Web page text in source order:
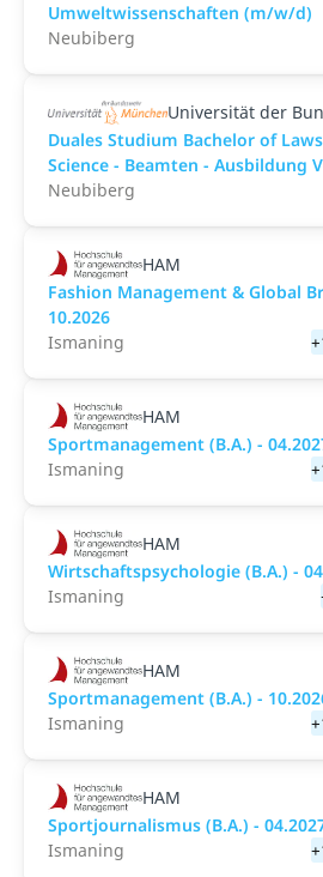
Umweltwissenschaften (m/w/d)
Neubiberg
Universität der
Duales Studium Bachelor of
Science - Beamten - Ausbildung
Neubiberg
HAM
Fashion Management & Global
10.2026
Ismaning
HAM
Sportmanagement (B.A.) -
Ismaning
HAM
Wirtschaftspsychologie (B.A.) -
Ismaning
HAM
Sportmanagement (B.A.) -
Ismaning
HAM
Sportjournalismus (B.A.) -
Ismaning